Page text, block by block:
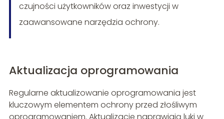
czujności użytkowników oraz inwestycji w
zaawansowane narzędzia ochrony.
Aktualizacja oprogramowania
Regularne aktualizowanie oprogramowania jest
kluczowym elementem ochrony przed złośliwym